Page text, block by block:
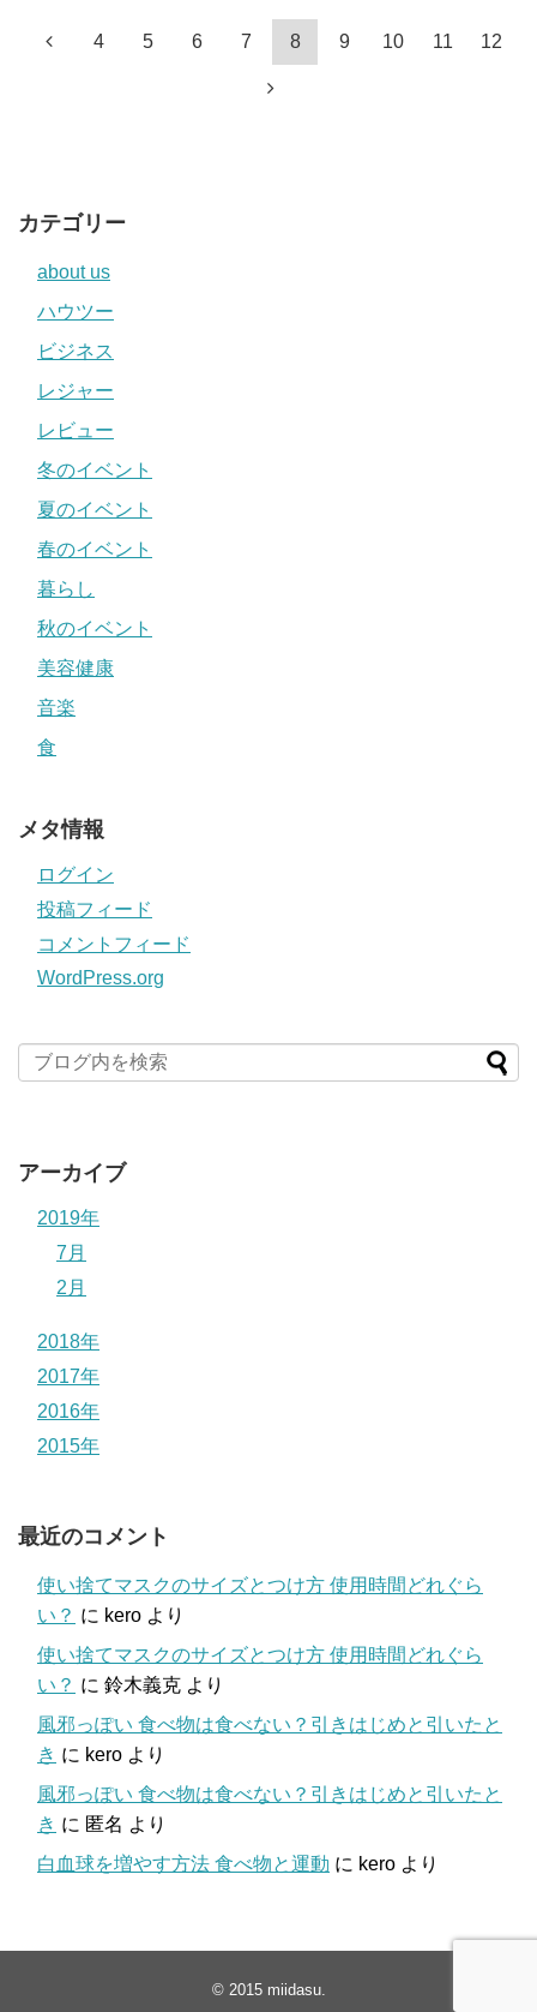
4 5 6 7 8 9 10 11 12
カテゴリー
about us
ハウツー
ビジネス
レジャー
レビュー
冬のイベント
夏のイベント
春のイベント
暮らし
秋のイベント
美容健康
音楽
食
メタ情報
ログイン
投稿フィード
コメントフィード
WordPress.org
アーカイブ
2019年
7月
2月
2018年
2017年
2016年
2015年
最近のコメント
使い捨てマスクのサイズとつけ方 使用時間どれぐら
い？ に kero より
使い捨てマスクのサイズとつけ方 使用時間どれぐら
い？ に 鈴木義克 より
風邪っぽい 食べ物は食べない？引きはじめと引いたと
き に kero より
風邪っぽい 食べ物は食べない？引きはじめと引いたと
き に 匿名 より
白血球を増やす方法 食べ物と運動 に kero より
© 2015 miidasu.